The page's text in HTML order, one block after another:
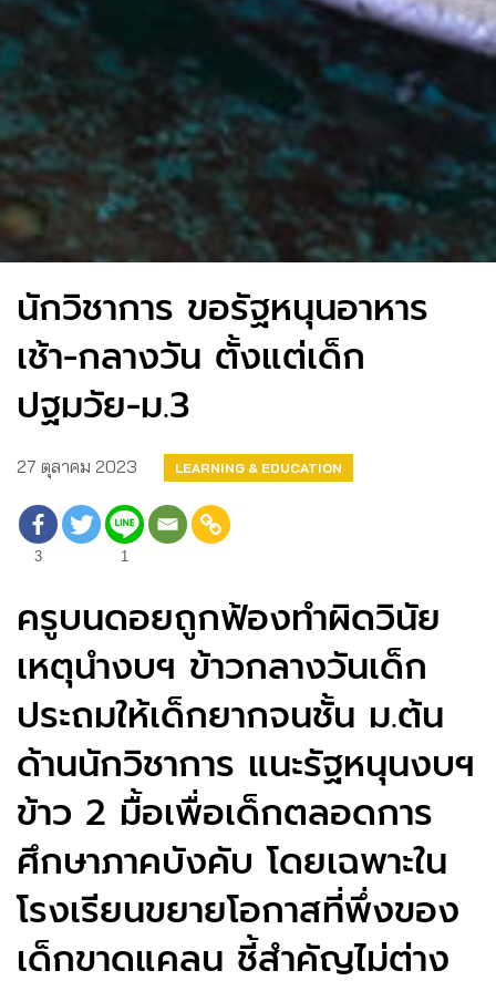
นักวิชาการ ขอรัฐหนุนอาหาร
เช้า-กลางวัน ตั้งแต่เด็ก
ปฐมวัย-ม.3
27 ตุลาคม 2023 LEARNING & EDUCATION
3 1
ครูบนดอยถูกฟ้องทำผิดวินัย
เหตุนำงบฯ ข้าวกลางวันเด็ก
ประถมให้เด็กยากจนชั้น ม.ต้น
ด้านนักวิชาการ แนะรัฐหนุนงบฯ
ข้าว 2 มื้อเพื่อเด็กตลอดการ
ศึกษาภาคบังคับ โดยเฉพาะใน
โรงเรียนขยายโอกาสที่พึ่งของ
เด็กขาดแคลน ชี้สำคัญไม่ต่าง